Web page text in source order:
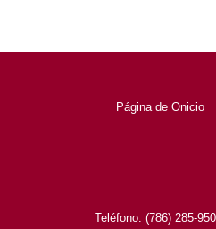
Página de Onicio
Teléfono: (786) 285-